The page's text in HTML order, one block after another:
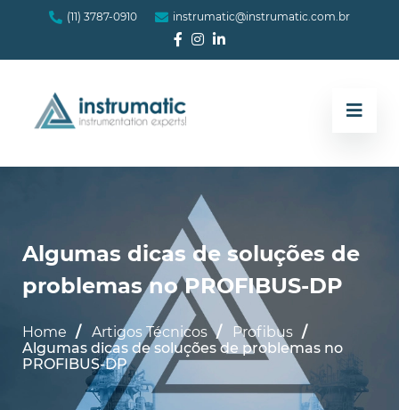
(11) 3787-0910 instrumatic@instrumatic.com.br
Algumas dicas de soluções de
problemas no PROFIBUS-DP
Home Artigos Técnicos
Profibus
Algumas dicas de soluções de problemas no
PROFIBUS-DP